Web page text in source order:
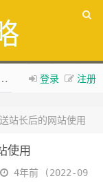
登录 注册
那么赶紧使用Ctrl+D 收藏吧
新版抖推猫官方合伙人专用邀请码：VLKKPA
站长后的网站使用
使用
4年前 (2022-09